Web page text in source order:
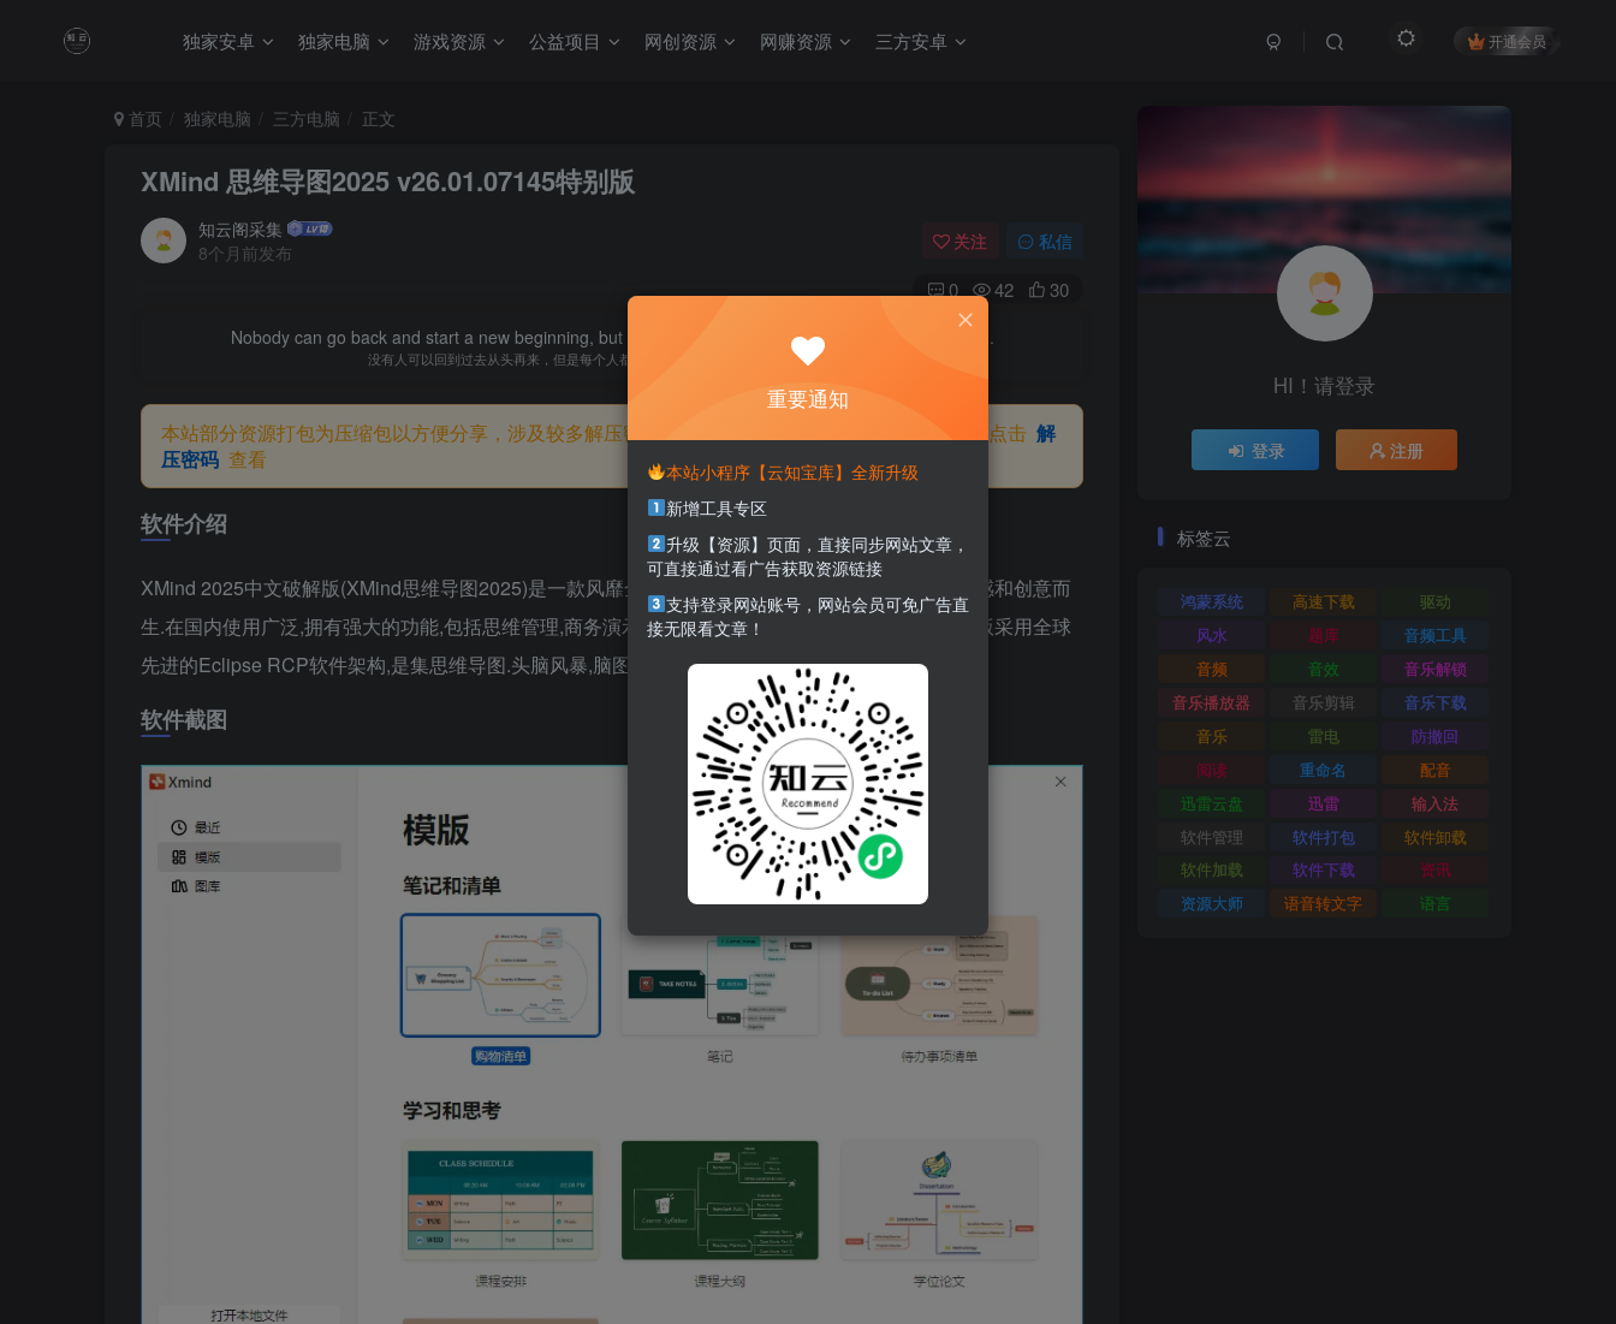
独家安卓 独家电脑 游戏资源 公益项目 网创资源 网赚资源 三方安卓 开通会员
首页 独家电脑 三方电脑 正文
XMind 思维导图2025 v26.01.07145特别版
知云阁采集
8个月前发布
关注 私信
0 42 30
Nobody can go back and start a new beginning, but anyone can start today and make a new ending.
没有人可以回到过去从头再来，但是每个人都可以从今天开始，创造一个全新的结局
本站部分资源打包为压缩包以方便分享，涉及较多解压密码，如果你下载的资源需要解压密码，请点击 解
压密码 查看
软件介绍
XMind 2025中文破解版(XMind思维导图2025)是一款风靡全球的头脑风暴和思维导图软件,为激发灵感和创意而
生.在国内使用广泛,拥有强大的功能,包括思维管理,商务演示,与办公软件协同工作等功能.XMind中文版采用全球
先进的Eclipse RCP软件架构,是集思维导图.头脑风暴,脑图,心智图,模板图库一体的可视化效率工具.
软件截图
HI！请登录
登录 注册
标签云
鸿蒙系统 高速下载
驱动
风水
题库
音频工具
音频
音效
音乐解锁
音乐播放器
音乐剪辑
音乐下载
音乐
雷电
防撤回
阅读
重命名
配音
迅雷云盘
迅雷
输入法
软件管理
软件打包
软件卸载
软件加载
软件下载
资讯
资源大师
语音转文字 语言
重要通知
本站小程序【云知宝库】全新升级
新增工具专区
升级【资源】页面，直接同步网站文章，
可直接通过看广告获取资源链接
支持登录网站账号，网站会员可免广告直
接无限看文章！